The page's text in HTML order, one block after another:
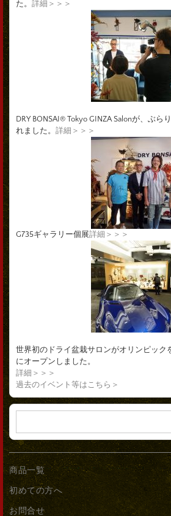
た。 詳細＞＞＞
DRY BONSAI® Tokyo GINZA Salonが、ぶら
れました。 詳細＞＞＞
G735ギャラリー個展詳細＞＞＞
世界初のドライ盆栽サロンがオリンピック
にオープンしました。
詳細＞＞＞
過去のイベント等はこちら＞
商品一覧
初めての方へ
お問合せ